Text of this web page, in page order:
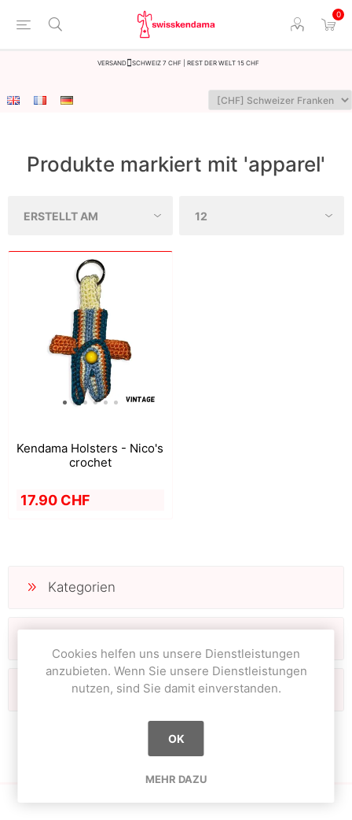
0
Versand Schweiz 7 CHF | Rest der Welt 15 CHF
Produkte markiert mit 'apparel'
Kendama Holsters - Nico's
crochet
17.90 CHF
Kategorien
Beliebte Begriffe
Cookies helfen uns unsere Dienstleistungen
anzubieten. Wenn Sie unsere Dienstleistungen
nutzen, sind Sie damit einverstanden.
OK
MEHR DAZU